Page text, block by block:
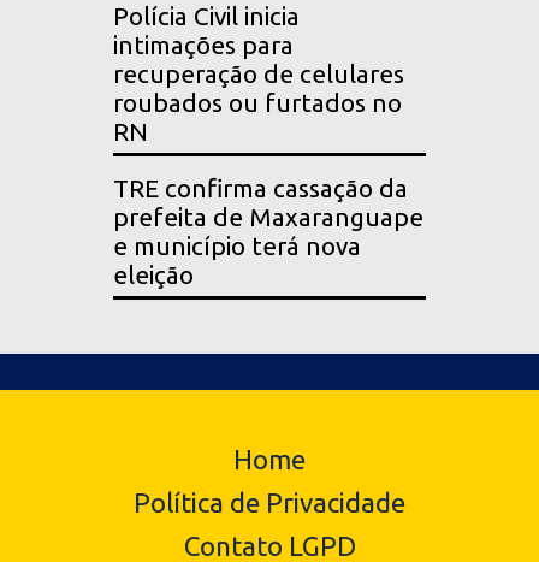
Polícia Civil inicia
intimações para
recuperação de celulares
roubados ou furtados no
RN
TRE confirma cassação da
prefeita de Maxaranguape
e município terá nova
eleição
Home
Política de Privacidade
Contato LGPD